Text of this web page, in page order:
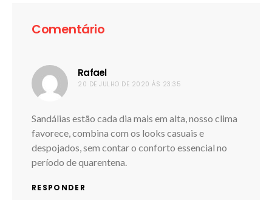
Comentário
Rafaeldisse:
20 DE JULHO DE 2020 ÀS 23:35
Sandálias estão cada dia mais em alta, nosso clima
favorece, combina com os looks casuais e
despojados, sem contar o conforto essencial no
período de quarentena.
RESPONDER